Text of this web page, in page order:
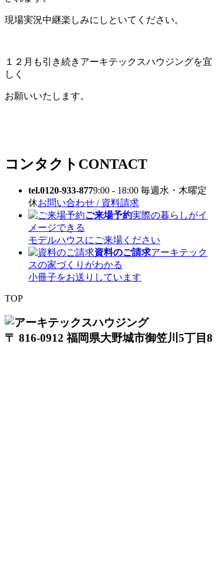
現場実況中継楽しみにしといてください。
１２月も引き続きアーキテックスハウジングを宜
しく
お願いいたします。
コンタクト CONTACT
tel.0120-933-8779:00 - 18:00 毎週水・木曜定
休お問い合わせ / 資料請求
ご来場予約実際の暮らしがイ
メージできる
モデルハウスにご来場ください
資料のご請求アーキテック
スの家づくりがわかる
小冊子をお送りしています
TOP
〒 816-0912 福岡県大野城市御笠川5丁目8